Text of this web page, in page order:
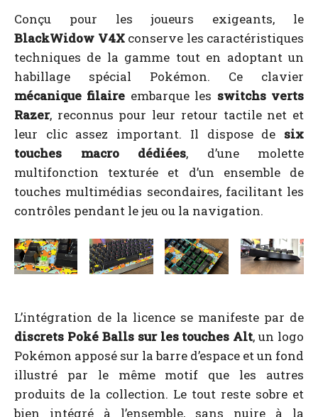
Conçu pour les joueurs exigeants, le
BlackWidow V4Xconserve les caractéristiques
techniques de la gamme tout en adoptant un
habillage spécial Pokémon. Ce clavier
mécanique filaire embarque les switchs verts
Razer, reconnus pour leur retour tactile net et
leur clic assez important. Il dispose de six
touches macro dédiées, d’une molette
multifonction texturée et d’un ensemble de
touches multimédias secondaires, facilitant les
contrôles pendant le jeu ou la navigation.
L’intégration de la licence se manifeste par de
discrets Poké Balls sur les touches Alt, un logo
Pokémon apposé sur la barre d’espace et un fond
illustré par le même motif que les autres
produits de la collection. Le tout reste sobre et
bien intégré à l’ensemble, sans nuire à la